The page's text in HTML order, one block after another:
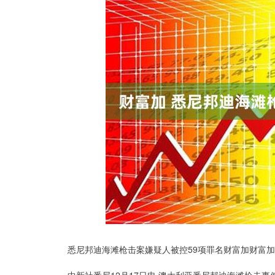
悉尼邦迪海滩枪击案嫌疑人被控59项罪名财富加财富